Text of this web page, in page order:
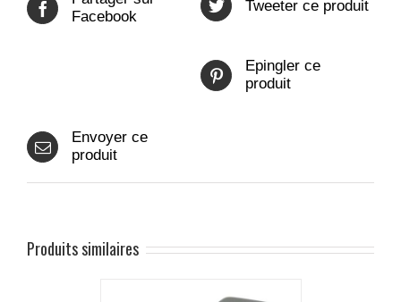
Facebook
Tweeter ce produit
Epingler ce
produit
Envoyer ce
produit
Produits similaires